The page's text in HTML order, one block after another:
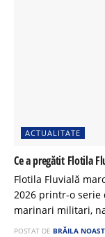
ACTUALITATE
Ce a pregătit Flotila
Flotila Fluvială
2026 printr-o serie
marinari militari,
POSTAT DE BRĂILA